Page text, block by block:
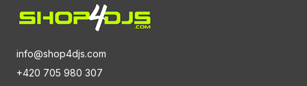
info@shop4djs.com
+420 705 980 307